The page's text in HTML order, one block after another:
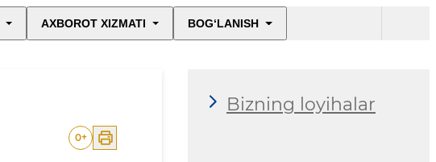
AXBOROT XIZMATI BOG‘LANISH
0+
Bizning loyihalar